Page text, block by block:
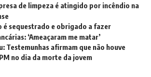
de limpeza é atingido por incêndio na
é sequestrado e obrigado a fazer
‘Ameaçaram me matar’
Testemunhas afirmam que não houve
no dia da morte da jovem